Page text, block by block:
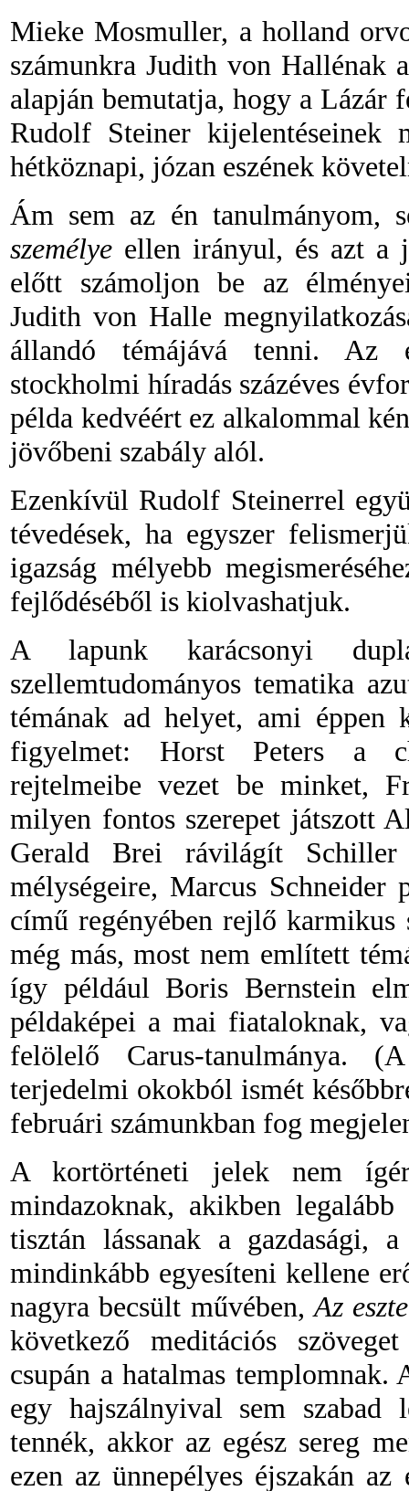
Mieke Mosmuller, a holland
számunkra Judith von Hallénak
alapján bemutatja, hogy a Lázár
Rudolf Steiner kijelentéseinek
hétköznapi, józan eszének
Ám sem az én tanulmányom,
személye ellen irányul, és azt a
előtt számoljon be az
Judith von Halle
állandó témájává tenni. Az
stockholmi híradás százéves
példa kedvéért ez alkalommal
jövőbeni szabály alól.
Ezenkívül Rudolf Steinerrel
tévedések, ha egyszer
igazság mélyebb
fejlődéséből is kiolvashatjuk.
A lapunk karácsonyi
szellemtudományos tematika
témának ad helyet, ami éppen
figyelmet: Horst Peters a
rejtelmeibe vezet be minket,
milyen fontos szerepet játszott
Gerald Brei rávilágít
mélységeire, Marcus Schneider
című regényében rejlő karmikus
még más, most nem említett
így például Boris Bernstein
példaképei a mai fiataloknak,
felölelő Carus-tanulmánya.
terjedelmi okokból ismét
februári számunkban fog
A kortörténeti jelek nem
mindazoknak, akikben
tisztán lássanak a gazdasági,
mindinkább egyesíteni kellene
nagyra becsült művében, Az
következő meditációs
csupán a hatalmas templomnak.
egy hajszálnyival sem szabad
tennék, akkor az egész sereg
ezen az ünnepélyes éjszakán az